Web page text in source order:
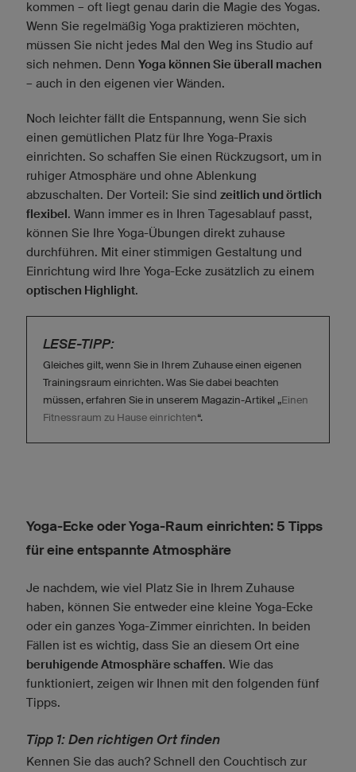
kommen – oft liegt genau darin die Magie des Yogas.
Wenn Sie regelmäßig Yoga praktizieren möchten,
müssen Sie nicht jedes Mal den Weg ins Studio auf
sich nehmen. Denn Yoga können Sie überall machen
– auch in den eigenen vier Wänden.
Noch leichter fällt die Entspannung, wenn Sie sich
einen gemütlichen Platz für Ihre Yoga-Praxis
einrichten. So schaffen Sie einen Rückzugsort, um in
ruhiger Atmosphäre und ohne Ablenkung
abzuschalten. Der Vorteil: Sie sind zeitlich und örtlich
flexibel. Wann immer es in Ihren Tagesablauf passt,
können Sie Ihre Yoga-Übungen direkt zuhause
durchführen. Mit einer stimmigen Gestaltung und
Einrichtung wird Ihre Yoga-Ecke zusätzlich zu einem
optischen Highlight.
LESE-TIPP:
Gleiches gilt, wenn Sie in Ihrem Zuhause einen eigenen
Trainingsraum einrichten. Was Sie dabei beachten
müssen, erfahren Sie in unserem Magazin-Artikel „Einen
Fitnessraum zu Hause einrichten“.
Yoga-Ecke oder Yoga-Raum einrichten: 5 Tipps
für eine entspannte Atmosphäre
Je nachdem, wie viel Platz Sie in Ihrem Zuhause
haben, können Sie entweder eine kleine Yoga-Ecke
oder ein ganzes Yoga-Zimmer einrichten. In beiden
Fällen ist es wichtig, dass Sie an diesem Ort eine
beruhigende Atmosphäre schaffen. Wie das
funktioniert, zeigen wir Ihnen mit den folgenden fünf
Tipps.
Tipp 1: Den richtigen Ort finden
Kennen Sie das auch? Schnell den Couchtisch zur